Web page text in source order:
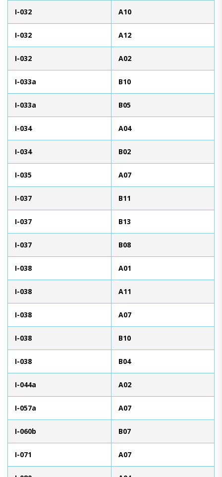
I-032 A10
I-032 A12
I-032 A02
I-033a B10
I-033a B05
I-034 A04
I-034 B02
I-035 A07
I-037 B11
I-037 B13
I-037 B08
I-038 A01
I-038 A11
I-038 A07
I-038 B10
I-038 B04
I-044a A02
I-057a A07
I-060b B07
I-071 A07